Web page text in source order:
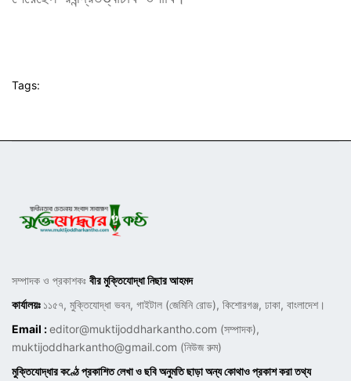
Tags:
সম্পাদক ও প্রকাশকঃ বীর মুক্তিযোদ্ধা নিছার আহমদ
কার্যালয়ঃ ১১৫৭, মুক্তিযোদ্ধা ভবন, গাইটাল (জেমিনি রোড), কিশোরগঞ্জ, ঢাকা, বাংলাদেশ।
Email :editor@muktijoddharkantho.com (সম্পাদক),
muktijoddharkantho@gmail.com (নিউজ রুম)
মুক্তিযোদ্ধার কণ্ঠে প্রকাশিত লেখা ও ছবি অনুমতি ছাড়া অন্য কোথাও প্রকাশ করা তথ্য